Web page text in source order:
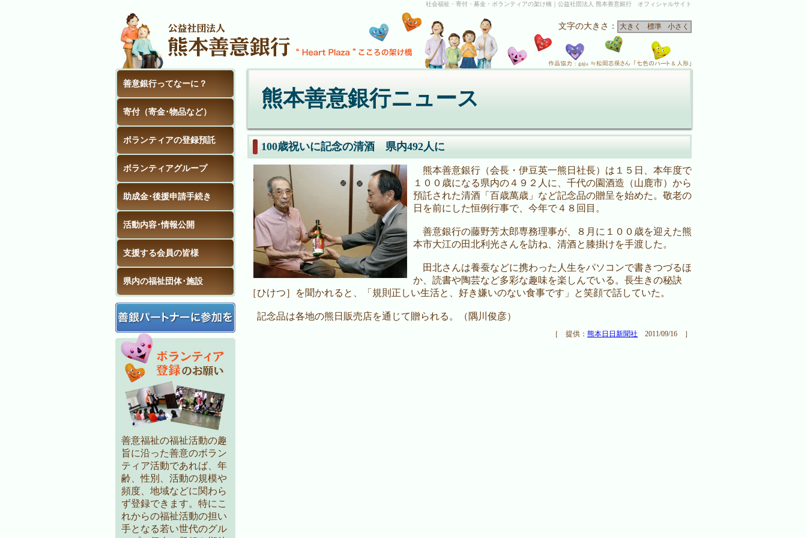
社会福祉・寄付・募金・ボランティアの架け橋｜公益社団法人 熊本善意銀行 オフィシャルサイト
文字の大きさ： 大きく 標準 小さく
熊本善意銀行ニュース
100歳祝いに記念の清酒 県内492人に
熊本善意銀行（会長・伊豆英一熊日社長）は１５日、本年度で
１００歳になる県内の４９２人に、千代の園酒造（山鹿市）から
預託された清酒「百歳萬歳」など記念品の贈呈を始めた。敬老の
日を前にした恒例行事で、今年で４８回目。
善意銀行の藤野芳太郎専務理事が、８月に１００歳を迎えた熊
本市大江の田北利光さんを訪ね、清酒と膝掛けを手渡した。
田北さんは養蚕などに携わった人生をパソコンで書きつづるほ
か、読書や陶芸など多彩な趣味を楽しんでいる。長生きの秘訣
［ひけつ］を聞かれると、「規則正しい生活と、好き嫌いのない食事です」と笑顔で話していた。
記念品は各地の熊日販売店を通じて贈られる。（隅川俊彦）
［ 提供： 熊本日日新聞社 2011/09/16 ］
善意銀行ってなーに？
寄付（寄金･物品など）
ボランティアの登録預託
ボランティアグループ
助成金･後援申請手続き
活動内容･情報公開
支援する会員の皆様
県内の福祉団体･施設
善意福祉の福祉活動の趣
旨に沿った善意のボラン
ティア活動であれば、年
齢、性別、活動の規模や
頻度、地域などに関わら
ず登録できます。特にこ
れからの福祉活動の担い
手となる若い世代のグル